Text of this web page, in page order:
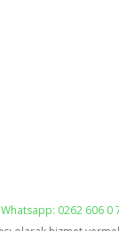
Whatsapp: 0262 606 0